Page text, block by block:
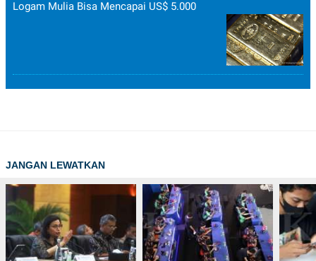
Logam Mulia Bisa Mencapai US$ 5.000
JANGAN LEWATKAN